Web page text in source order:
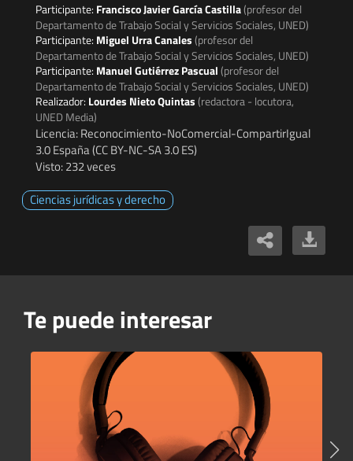
Participante: Francisco Javier García Castilla(profesor del
Departamento de Trabajo Social y Servicios Sociales, UNED)
Participante: Miguel Urra Canales(profesor del
Departamento de Trabajo Social y Servicios Sociales, UNED)
Participante: Manuel Gutiérrez Pascual(profesor del
Departamento de Trabajo Social y Servicios Sociales, UNED)
Realizador: Lourdes Nieto Quintas(redactora - locutora,
UNED Media)
Licencia: Reconocimiento-NoComercial-CompartirIgual
3.0 España (CC BY-NC-SA 3.0 ES)
Visto: 232 veces
Ciencias jurídicas y derecho
Te puede interesar